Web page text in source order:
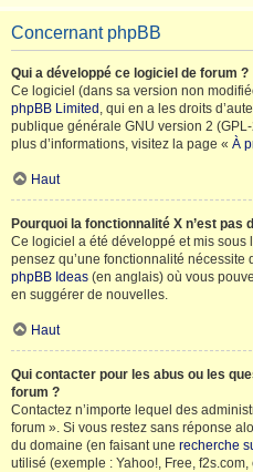
Concernant phpBB
Qui a développé ce logiciel de forum ?
Ce logiciel (dans sa version non
phpBB Limited , qui en a les droits
publique générale GNU version 2
plus d’informations, visitez la page « À
Haut
Pourquoi la fonctionnalité X n’est pas
Ce logiciel a été développé et mis sous
pensez qu’une fonctionnalité nécessite
phpBB Ideas (en anglais) où vous
en suggérer de nouvelles.
Haut
Qui contacter pour les abus ou les
forum ?
Contactez n’importe lequel des
forum ». Si vous restez sans réponse
du domaine (en faisant une recherche
utilisé (exemple : Yahoo!, Free,